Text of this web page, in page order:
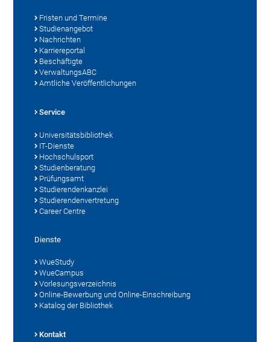
Fristen und Termine
Studienangebot
Nachrichten
Karriereportal
Beschäftigte
VerwaltungsABC
Amtliche Veröffentlichungen
Service
Universitätsbibliothek
IT-Dienste
Hochschulsport
Studienberatung
Prüfungsamt
Studierendenkanzlei
Studierendenvertretung
Career Centre
Dienste
WueStudy
WueCampus
Vorlesungsverzeichnis
Online-Bewerbung und Online-Einschreibung
Katalog der Bibliothek
Kontakt